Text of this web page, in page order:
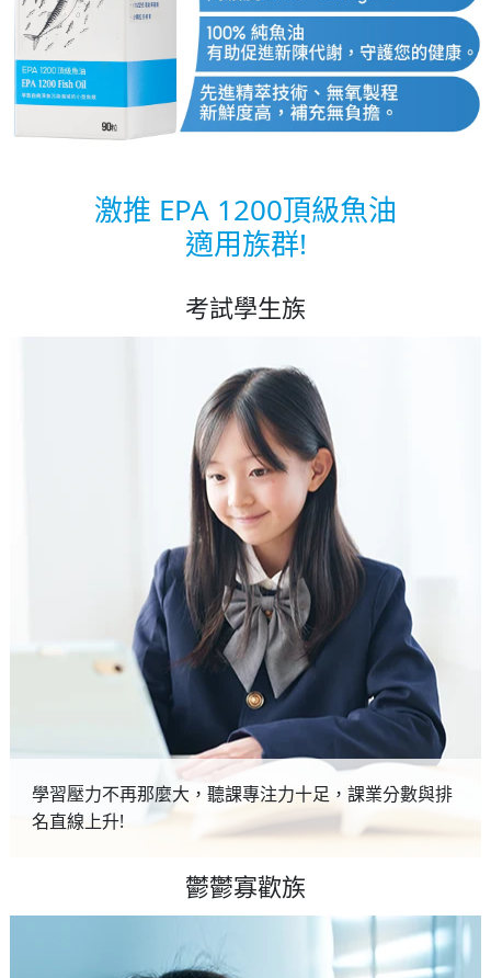
激推 EPA 1200頂級魚油
適用族群!
考試學生族
學習壓力不再那麼大，聽課專注力十足，課業分數與排
名直線上升!
鬱鬱寡歡族